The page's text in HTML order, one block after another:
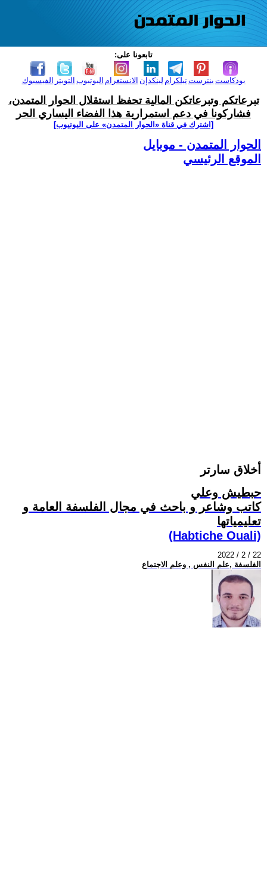
تابعونا على:
الفيسبوك التويتر اليوتيوب الانستغرام لينكدإن تيلكرامبنترست بودكاست
تبرعاتكم وتبرعاتكن المالية تحفظ استقلال الحوار المتمدن،
فشاركونا في دعم استمرارية هذا الفضاء اليساري الحر
[اشترك في قناة ‫«الحوار المتمدن» على اليوتيوب]
الحوار المتمدن - موبايل
الموقع الرئيسي
أخلاق سارتر
حبطيش وعلي
كاتب وشاعر و باحث في مجال الفلسفة العامة و
تعليمياتها
(Habtiche Ouali)
2022 / 2 / 22
الفلسفة ,علم النفس , وعلم الاجتماع